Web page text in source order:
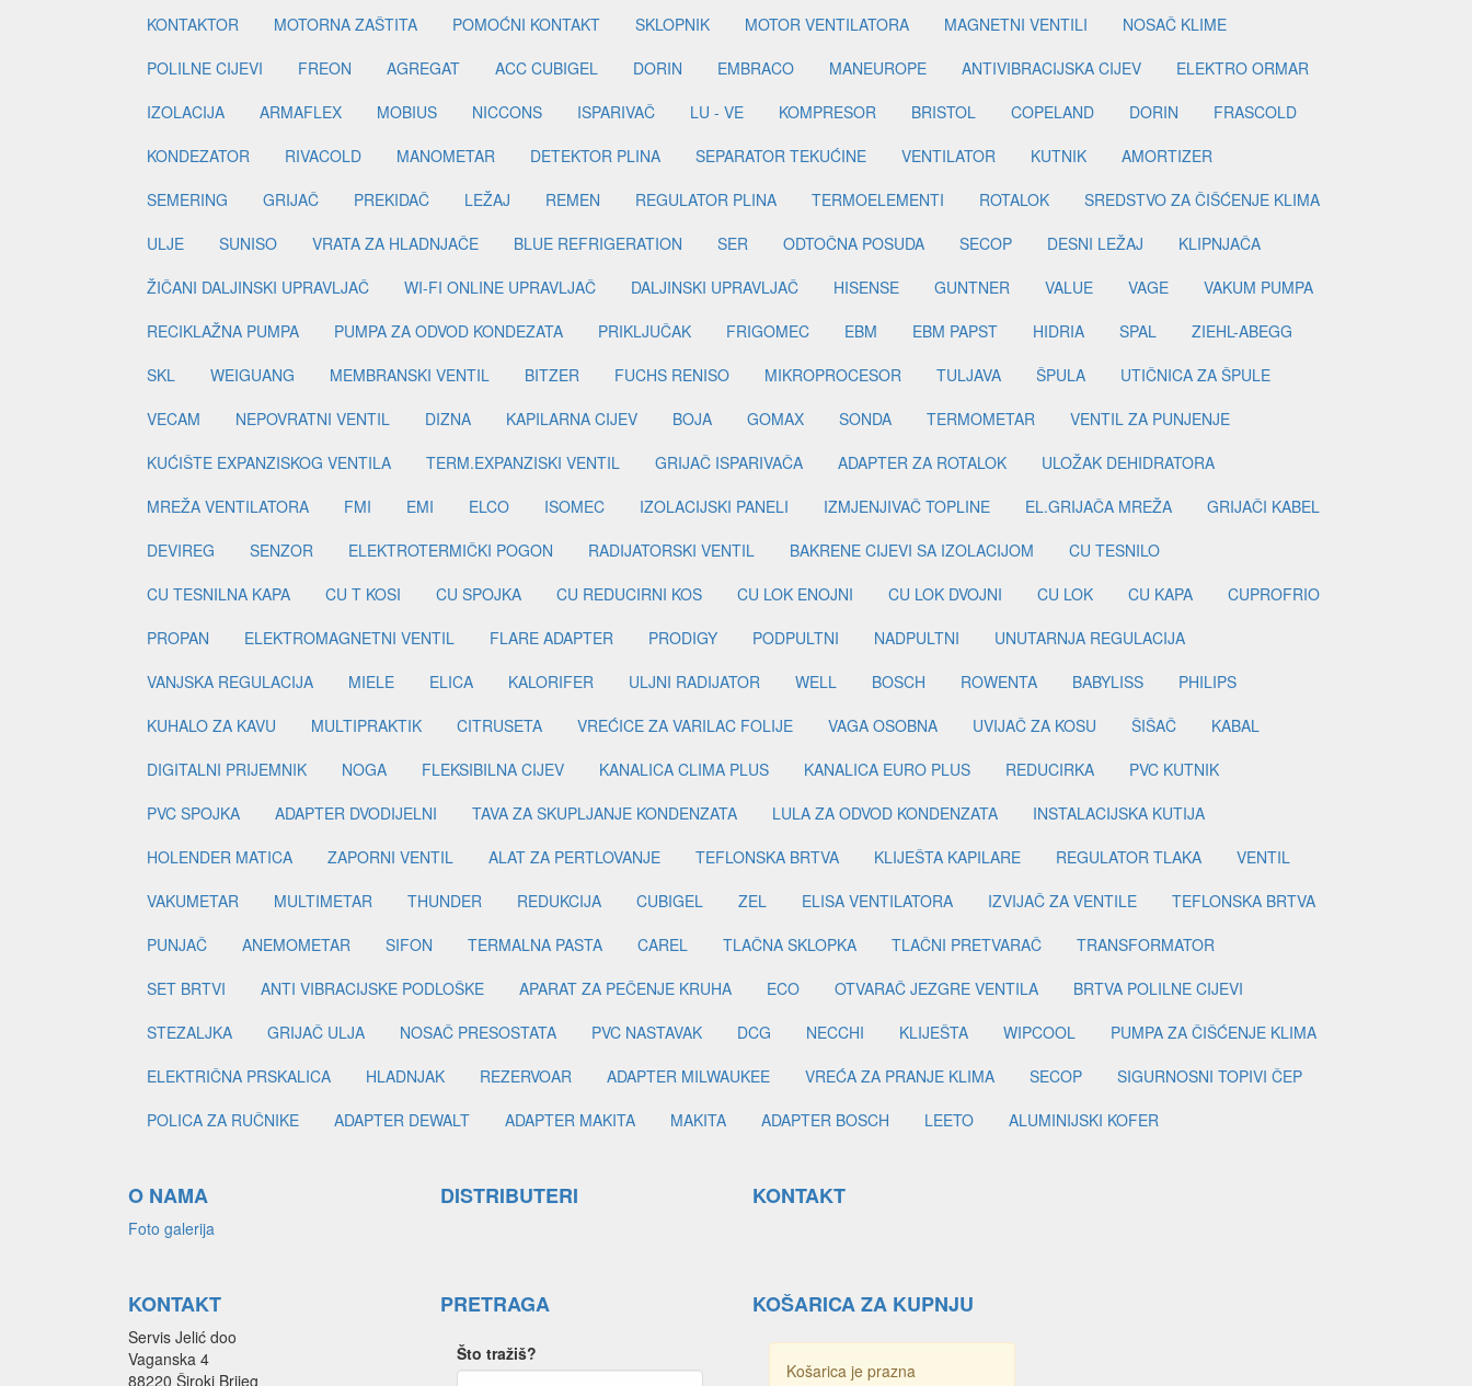
KONTAKTOR
MOTORNA ZAŠTITA POMOĆNI KONTAKT SKLOPNIK MOTOR VENTILATORA MAGNETNI VENTILI
NOSAČ KLIME
POLILNE CIJEVI
FREON AGREGAT ACC CUBIGEL DORIN EMBRACO MANEUROPE ANTIVIBRACIJSKA CIJEV
ELEKTRO ORMAR
IZOLACIJA
ARMAFLEX MOBIUS NICCONS ISPARIVAČ LU - VE KOMPRESOR BRISTOL COPELAND DORIN
FRASCOLD
KONDEZATOR
RIVACOLD MANOMETAR DETEKTOR PLINA SEPARATOR TEKUĆINE VENTILATOR KUTNIK
AMORTIZER
SEMERING
GRIJAČ PREKIDAČ LEŽAJ REMEN REGULATOR PLINA TERMOELEMENTI ROTALOK
SREDSTVO ZA ČIŠĆENJE KLIMA
ULJE
SUNISO VRATA ZA HLADNJAČE BLUE REFRIGERATION SER ODTOČNA POSUDA SECOP DESNI LEŽAJ
KLIPNJAČA
ŽIČANI DALJINSKI UPRAVLJAČ
WI-FI ONLINE UPRAVLJAČ DALJINSKI UPRAVLJAČ HISENSE GUNTNER VALUE VAGE
VAKUM PUMPA
RECIKLAŽNA PUMPA
PUMPA ZA ODVOD KONDEZATA PRIKLJUČAK FRIGOMEC EBM EBM PAPST HIDRIA SPAL
ZIEHL-ABEGG
SKL
WEIGUANG MEMBRANSKI VENTIL BITZER FUCHS RENISO MIKROPROCESOR TULJAVA ŠPULA
UTIČNICA ZA ŠPULE
VECAM
NEPOVRATNI VENTIL DIZNA KAPILARNA CIJEV BOJA GOMAX SONDA TERMOMETAR
VENTIL ZA PUNJENJE
KUĆIŠTE EXPANZISKOG VENTILA
TERM.EXPANZISKI VENTIL GRIJAČ ISPARIVAČA ADAPTER ZA ROTALOK
ULOŽAK DEHIDRATORA
MREŽA VENTILATORA
FMI EMI ELCO ISOMEC IZOLACIJSKI PANELI IZMJENJIVAČ TOPLINE EL.GRIJAČA MREŽA
GRIJAČI KABEL
DEVIREG
SENZOR ELEKTROTERMIČKI POGON RADIJATORSKI VENTIL BAKRENE CIJEVI SA IZOLACIJOM
CU TESNILO
CU TESNILNA KAPA
CU T KOSI CU SPOJKA CU REDUCIRNI KOS CU LOK ENOJNI CU LOK DVOJNI CU LOK CU KAPA
CUPROFRIO
PROPAN
ELEKTROMAGNETNI VENTIL FLARE ADAPTER PRODIGY PODPULTNI NADPULTNI
UNUTARNJA REGULACIJA
VANJSKA REGULACIJA
MIELE ELICA KALORIFER ULJNI RADIJATOR WELL BOSCH ROWENTA BABYLISS
PHILIPS
KUHALO ZA KAVU
MULTIPRAKTIK CITRUSETA VREĆICE ZA VARILAC FOLIJE VAGA OSOBNA UVIJAČ ZA KOSU ŠIŠAČ
KABAL
DIGITALNI PRIJEMNIK
NOGA FLEKSIBILNA CIJEV KANALICA CLIMA PLUS KANALICA EURO PLUS REDUCIRKA
PVC KUTNIK
PVC SPOJKA
ADAPTER DVODIJELNI TAVA ZA SKUPLJANJE KONDENZATA LULA ZA ODVOD KONDENZATA
INSTALACIJSKA KUTIJA
HOLENDER MATICA
ZAPORNI VENTIL ALAT ZA PERTLOVANJE TEFLONSKA BRTVA KLIJEŠTA KAPILARE REGULATOR TLAKA
VENTIL
VAKUMETAR
MULTIMETAR THUNDER REDUKCIJA CUBIGEL ZEL ELISA VENTILATORA IZVIJAČ ZA VENTILE
TEFLONSKA BRTVA
PUNJAČ
ANEMOMETAR SIFON TERMALNA PASTA CAREL TLAČNA SKLOPKA TLAČNI PRETVARAČ
TRANSFORMATOR
SET BRTVI
ANTI VIBRACIJSKE PODLOŠKE APARAT ZA PEČENJE KRUHA ECO OTVARAČ JEZGRE VENTILA
BRTVA POLILNE CIJEVI
STEZALJKA
GRIJAČ ULJA NOSAČ PRESOSTATA PVC NASTAVAK DCG NECCHI KLIJEŠTA WIPCOOL
PUMPA ZA ČIŠĆENJE KLIMA
ELEKTRIČNA PRSKALICA
HLADNJAK REZERVOAR ADAPTER MILWAUKEE VREĆA ZA PRANJE KLIMA SECOP
SIGURNOSNI TOPIVI ČEP
POLICA ZA RUČNIKE
ADAPTER DEWALT ADAPTER MAKITA MAKITA ADAPTER BOSCH LEETO ALUMINIJSKI KOFER
O NAMA
Foto galerija
DISTRIBUTERI KONTAKT
KONTAKT
Servis Jelić doo
Vaganska 4
88220 Široki Brijeg
PRETRAGA
Što tražiš?
KOŠARICA ZA KUPNJU
Košarica je prazna